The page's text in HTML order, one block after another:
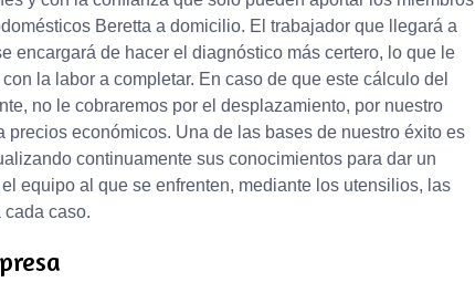
Beretta a domicilio. El trabajador que llegará a
encargará de hacer el diagnóstico más certero, lo que le
la labor a completar. En caso de que este cálculo del
no le cobraremos por el desplazamiento, por nuestro
económicos. Una de las bases de nuestro éxito es
continuamente sus conocimientos para dar un
equipo al que se enfrenten, mediante los utensilios, las
cada caso.